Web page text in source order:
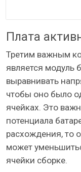
Плата
Третим важным
является модуль
выравнивать
чтобы оно было
ячейках. Это
потенциала
расхождения, то
может
ячейки сборке.